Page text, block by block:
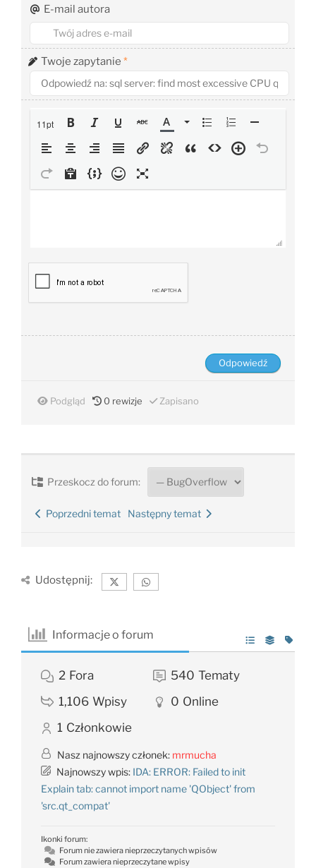
E-mail autora
Twoje zapytanie *
11pt
Podgląd 0 rewizje Zapisano
Przeskocz do forum:
Poprzedni temat Następny temat
Udostępnij:
Informacje o forum
2 Fora 540 Tematy
1,106 Wpisy 0 Online
1 Członkowie
Nasz najnowszy członek: mrmucha
Najnowszy wpis: IDA: ERROR: Failed to init
Explain tab: cannot import name 'QObject' from
'src.qt_compat'
Ikonki forum:
Forum nie zawiera nieprzeczytanych wpisów
Forum zawiera nieprzeczytane wpisy